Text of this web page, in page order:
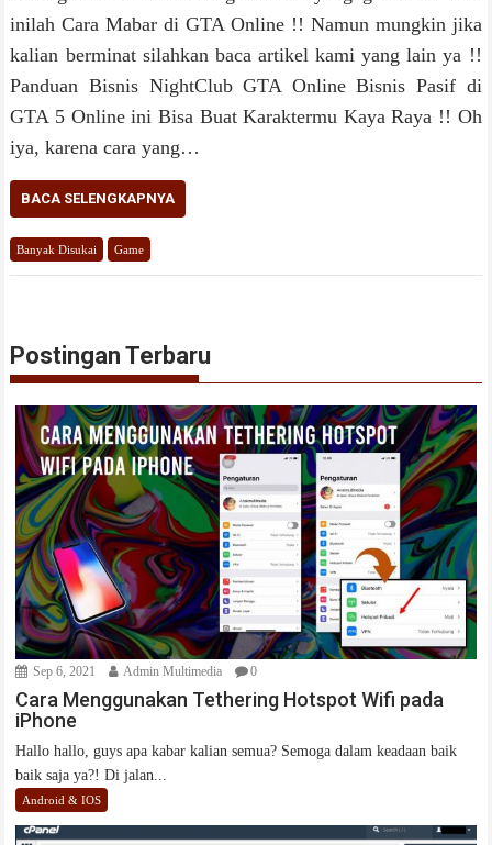
inilah Cara Mabar di GTA Online !! Namun mungkin jika
kalian berminat silahkan baca artikel kami yang lain ya !!
Panduan Bisnis NightClub GTA Online Bisnis Pasif di
GTA 5 Online ini Bisa Buat Karaktermu Kaya Raya !! Oh
iya, karena cara yang…
BACA SELENGKAPNYA
Banyak Disukai Game
Postingan Terbaru
Sep 6, 2021 Admin Multimedia 0
Cara Menggunakan Tethering Hotspot Wifi pada
iPhone
Hallo hallo, guys apa kabar kalian semua? Semoga dalam keadaan baik
baik saja ya?! Di jalan...
Android & IOS